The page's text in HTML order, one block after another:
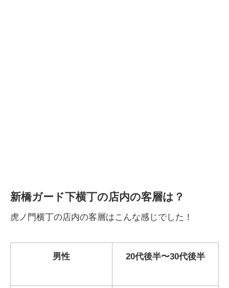
新橋ガード下横丁の店内の客層は？
虎ノ門横丁の店内の客層はこんな感じでした！
男性 20代後半〜30代後半